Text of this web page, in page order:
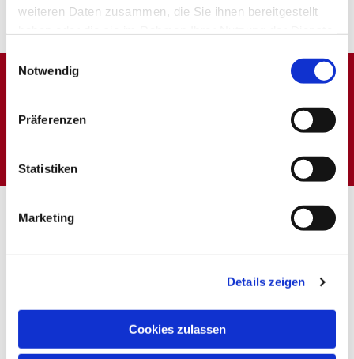
weiteren Daten zusammen, die Sie ihnen bereitgestellt
Einwilligungsauswahl
Notwendig
Präferenzen
Statistiken
Marketing
Details zeigen
Cookies zulassen